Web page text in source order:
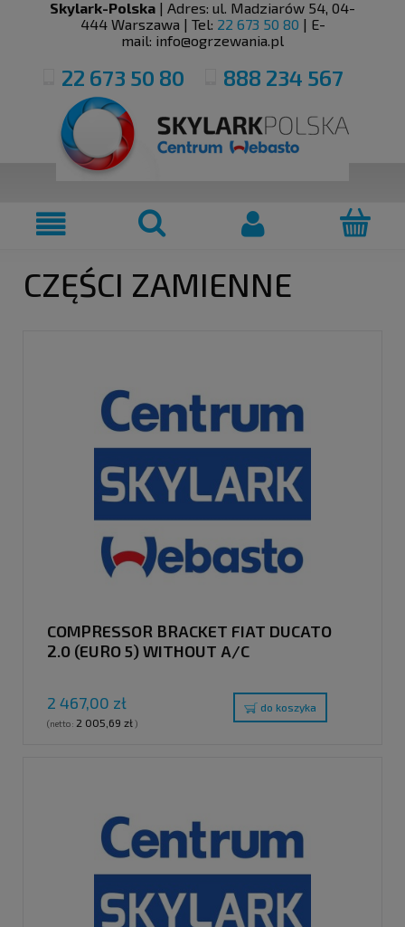
Skylark-Polska | Adres: ul. Madziarów 54, 04-
444 Warszawa | Tel: 22 673 50 80 | E-
mail: info@ogrzewania.pl
22 673 50 80 888 234 567
CZĘŚCI ZAMIENNE
COMPRESSOR BRACKET FIAT DUCATO
2.0 (EURO 5) WITHOUT A/C
2 467,00 zł
(netto: 2 005,69 zł)
do koszyka